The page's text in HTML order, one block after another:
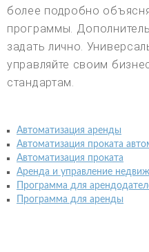
более подробно
программы.
задать лично.
управляйте своим
стандартам.
Автоматизация аренды
Автоматизация проката
Автоматизация проката
Аренда и управление
Программа для
Программа для аренды